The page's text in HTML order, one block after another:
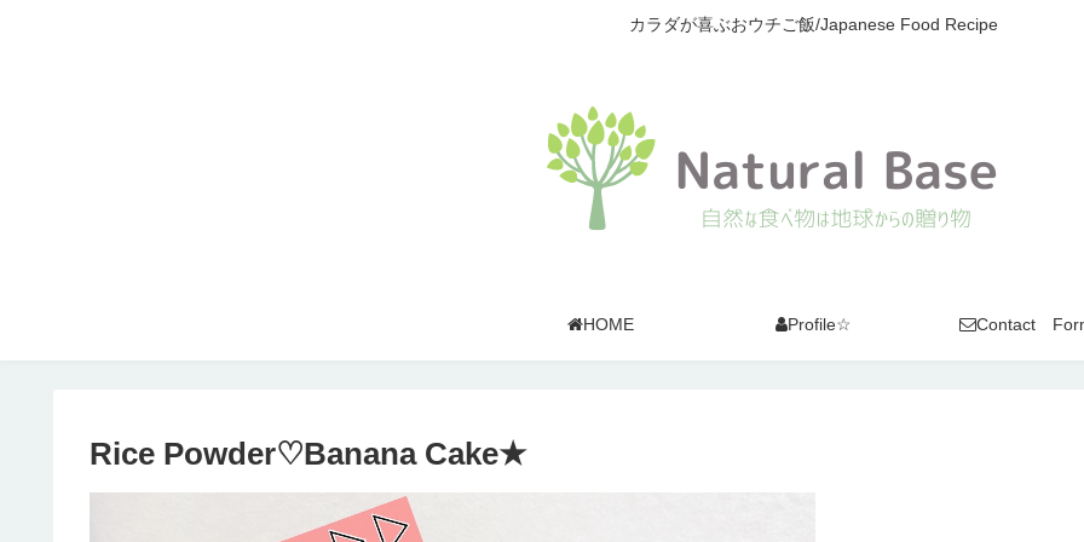
カラダが喜ぶおウチご飯/Japanese Food Recipe
HOME Profile☆ Contact
Rice Powder♡Banana Cake★